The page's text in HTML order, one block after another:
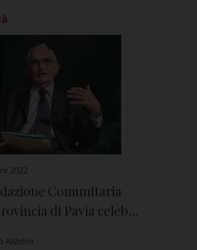
2022
Comunitaria
di Pavia celebra
Azzolini